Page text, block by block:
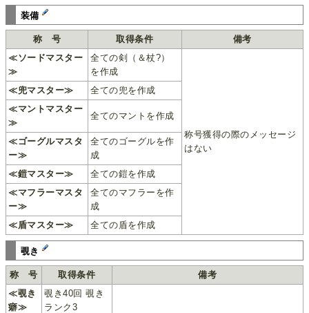
装備
称 号 取得条件
備考
≪ソードマスター
≫
全ての剣（＆杖?）
を作成
称号獲得の際のメッセージ
はない
≪兜マスター≫
全ての兜を作成
≪マントマスター
≫
全てのマントを作成
≪ゴーグルマスタ
ー≫
全てのゴーグルを作
成
≪鎧マスター≫
全ての鎧を作成
≪マフラーマスタ
ー≫
全てのマフラーを作
成
≪盾マスター≫
全ての盾を作成
覗き
称 号 取得条件
備考
≪覗き
癖≫
覗き40回 覗き
ランク3